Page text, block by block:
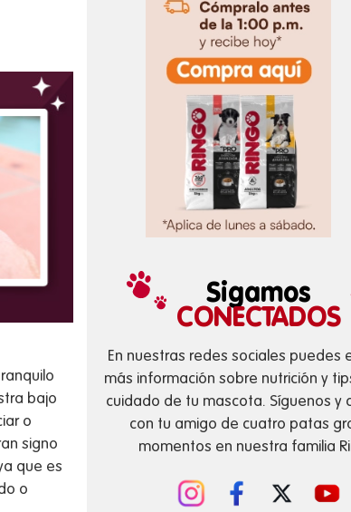
bajo
o
signo
que es
o
Sigamos
CONECTADOS
En nuestras redes sociales puedes
más información sobre nutrición y
cuidado de tu mascota. Síguenos y
con tu amigo de cuatro patas
momentos en nuestra familia